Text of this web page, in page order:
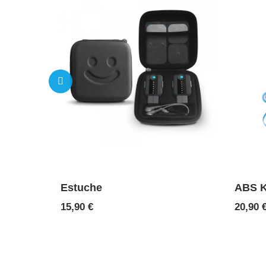
Estuche
Precio
15,90 €
ABS
Precio
20,90